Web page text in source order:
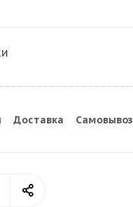
Доставка Самовывоз